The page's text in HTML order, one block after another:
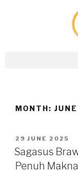
MONTH:
29 JUNE 2025
Sagasus
Penuh